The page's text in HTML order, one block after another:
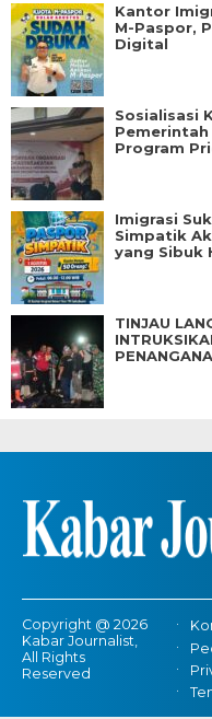
Kantor
M-Paspor,
Digital
Sosialisasi
Pemerintah
Program
Imigrasi
Simpatik
yang Sibuk
TINJAU
Copyright @ 2026
Kabar Journalist,
All Rights
Reserved